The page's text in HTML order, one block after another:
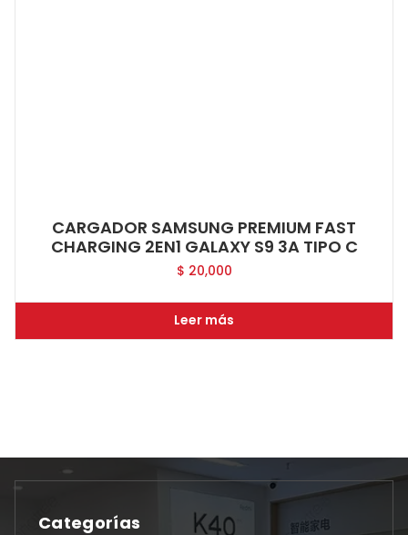
CARGADOR SAMSUNG PREMIUM FAST
CHARGING 2EN1 GALAXY S9 3A TIPO C
$ 20,000
Leer más
Categorías